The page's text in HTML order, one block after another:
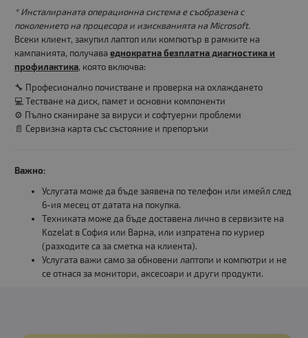
* Инсталираната операционна система е съобразена с
поколението на процесора и изискванията на Microsoft.
Всеки клиент, закупил лаптоп или компютър в рамките на
кампанията, получава еднократна безплатна диагностика и
профилактика, която включва:
🔧 Професионално почистване и проверка на охлаждането
💻 Тестване на диск, памет и основни компоненти
⚙️ Пълно сканиране за вируси и софтуерни проблеми
📄 Сервизна карта със състояние и препоръки
Важно:
Услугата може да бъде заявена по телефон или имейл след
6-ия месец от датата на покупка.
Техниката може да бъде доставена лично в сервизите на
Kozelat в София или Варна, или изпратена по куриер
(разходите са за сметка на клиента).
Услугата важи само за обновени лаптопи и компютри и не
се отнася за монитори, аксесоари и други продукти.